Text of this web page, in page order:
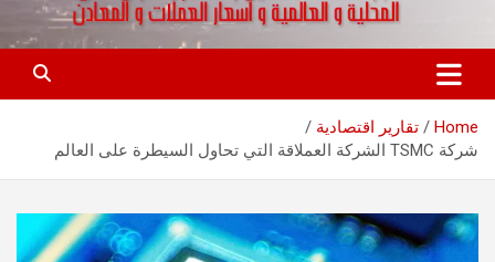
كواليس المال
اخبار اقتصاد فلسطين و العالم و تقارير اسواق المال و العملات
Home
تقارير اقتصادية
شركة TSMC الشركة العملاقة التي تحاول السيطرة على العالم